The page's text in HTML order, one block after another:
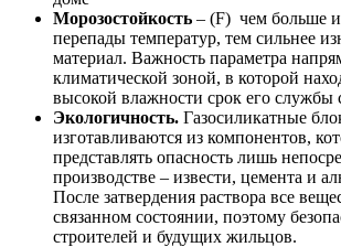
Морозостойкость – (F) чем больше
перепады температур, тем сильнее
материал. Важность параметра
климатической зоной, в которой
высокой влажности срок его службы
Экологичность. Газосиликатные
изготавливаются из компонентов,
представлять опасность лишь
производстве – извести, цемента и
После затвердения раствора все
связанном состоянии, поэтому
строителей и будущих жильцов.